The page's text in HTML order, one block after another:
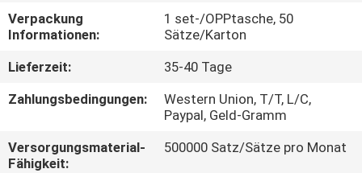
SITEMAP
PRIVACY
POLICY
Verpackung
Informationen:
1 set-/OPPtasche, 50
Sätze/Karton
Lieferzeit:
35-40 Tage
Zahlungsbedingungen:
Western Union, T/T, L/C,
Paypal, Geld-Gramm
Versorgungsmaterial-
Fähigkeit:
500000 Satz/Sätze pro Monat